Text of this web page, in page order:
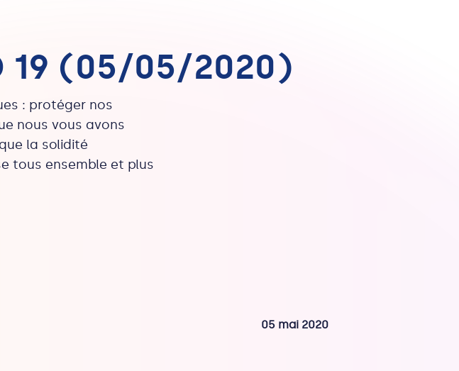
19 (05/05/2020)
: protéger nos
nous vous avons
la solidité
tous ensemble et plus
05 mai 2020